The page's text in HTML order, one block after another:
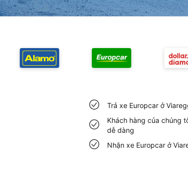
Trả xe Europcar ở
Khách hàng của chúng
dễ dàng
Nhận xe Europcar ở